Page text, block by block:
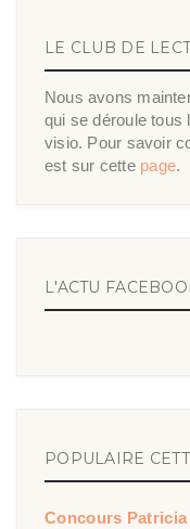
LE CLUB DE
Nous avons
qui se déroule tous
visio. Pour savoir
est sur cette page.
L'ACTU
POPULAIRE
Concours